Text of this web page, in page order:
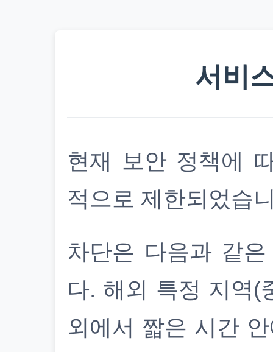
서비
현재 보안 정책에
적으로 제한되었습
차단은 다음과 같
다. 해외 특정 지역(
외에서 짧은 시간